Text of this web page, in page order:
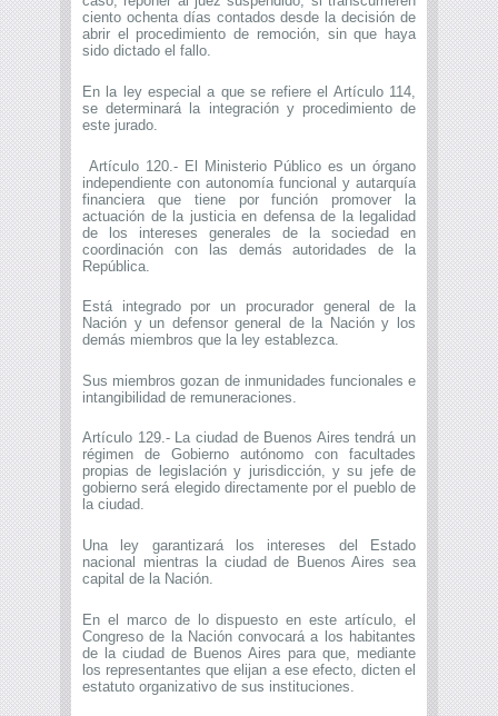
ciento ochenta días contados desde la decisión de
abrir el procedimiento de remoción, sin que haya
sido dictado el fallo.
En la ley especial a que se refiere el Artículo 114,
se determinará la integración y procedimiento de
este jurado.
Artículo 120.- El Ministerio Público es un órgano
independiente con autonomía funcional y autarquía
financiera que tiene por función promover la
actuación de la justicia en defensa de la legalidad
de los intereses generales de la sociedad en
coordinación con las demás autoridades de la
República.
Está integrado por un procurador general de la
Nación y un defensor general de la Nación y los
demás miembros que la ley establezca.
Sus miembros gozan de inmunidades funcionales e
intangibilidad de remuneraciones.
Artículo 129.- La ciudad de Buenos Aires tendrá un
régimen de Gobierno autónomo con facultades
propias de legislación y jurisdicción, y su jefe de
gobierno será elegido directamente por el pueblo de
la ciudad.
Una ley garantizará los intereses del Estado
nacional mientras la ciudad de Buenos Aires sea
capital de la Nación.
En el marco de lo dispuesto en este artículo, el
Congreso de la Nación convocará a los habitantes
de la ciudad de Buenos Aires para que, mediante
los representantes que elijan a ese efecto, dicten el
estatuto organizativo de sus instituciones.